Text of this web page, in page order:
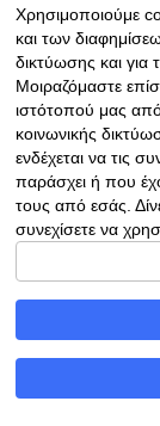
«γεννήθηκε»,
Discover more
Copyright ©
Ραδιοφώνου
Χρησιμοποιούμε
και των
δικτύωσης και για
Μοιραζόμαστε
ιστότοπού μας
κοινωνικής
ενδέχεται να τις
παράσχει ή που
τους από εσάς.
συνεχίσετε να